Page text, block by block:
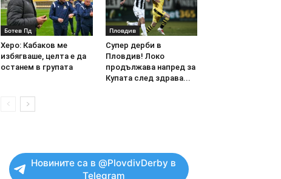
Ботев Пд
Херо: Кабаков ме
избягваше, целта е да
останем в групата
Пловдив
Супер дерби в
Пловдив! Локо
продължава напред за
Купата след здрава...
Новините са в @PlovdivDerby в
Telegram